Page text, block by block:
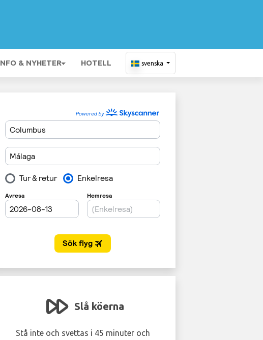
& NYHETER HOTELL svenska
Slå köerna
Stå inte och svettas i 45 minuter och